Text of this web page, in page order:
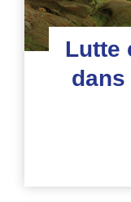
Lutte
dans